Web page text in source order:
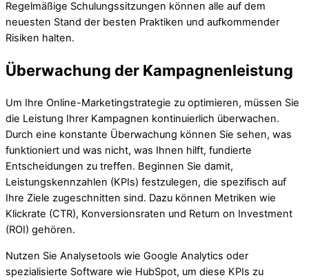
Regelmäßige Schulungssitzungen können alle auf dem
neuesten Stand der besten Praktiken und aufkommender
Risiken halten.
Überwachung der Kampagnenleistung
Um Ihre Online-Marketingstrategie zu optimieren, müssen Sie
die Leistung Ihrer Kampagnen kontinuierlich überwachen.
Durch eine konstante Überwachung können Sie sehen, was
funktioniert und was nicht, was Ihnen hilft, fundierte
Entscheidungen zu treffen. Beginnen Sie damit,
Leistungskennzahlen (KPIs) festzulegen, die spezifisch auf
Ihre Ziele zugeschnitten sind. Dazu können Metriken wie
Klickrate (CTR), Konversionsraten und Return on Investment
(ROI) gehören.
Nutzen Sie Analysetools wie Google Analytics oder
spezialisierte Software wie HubSpot, um diese KPIs zu